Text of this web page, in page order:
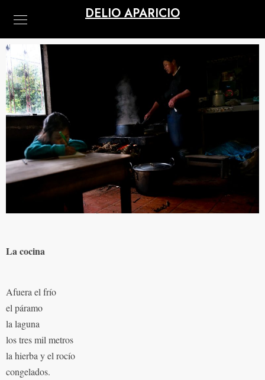
DELIO APARICIO
La cocina
Afuera el frío
el páramo
la laguna
los tres mil metros
la hierba y el rocío
congelados.